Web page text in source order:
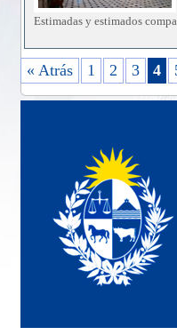
Estimadas y estimados
En este tiempo de
desafiante, quiero hacerles
nombre del Ministerio de
todo el equipo que lo
aprendizaje y de
uruguayas y uruguayos
largo de este camino, he
debilita, sino que fortalece
nos identifica y nos une.
Sabemos que estas
especial, particularmente
lejos. Por ello, deseo
agradecimiento del Estado
« Atrás 1 2 3 4